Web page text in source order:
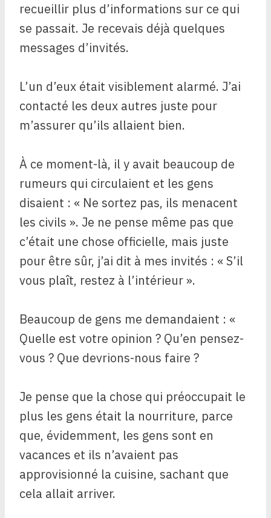
recueillir plus d’informations sur ce qui
se passait. Je recevais déjà quelques
messages d’invités.
L’un d’eux était visiblement alarmé. J’ai
contacté les deux autres juste pour
m’assurer qu’ils allaient bien.
À ce moment-là, il y avait beaucoup de
rumeurs qui circulaient et les gens
disaient : « Ne sortez pas, ils menacent
les civils ». Je ne pense même pas que
c’était une chose officielle, mais juste
pour être sûr, j’ai dit à mes invités : « S’il
vous plaît, restez à l’intérieur ».
Beaucoup de gens me demandaient : «
Quelle est votre opinion ? Qu’en pensez-
vous ? Que devrions-nous faire ?
Je pense que la chose qui préoccupait le
plus les gens était la nourriture, parce
que, évidemment, les gens sont en
vacances et ils n’avaient pas
approvisionné la cuisine, sachant que
cela allait arriver.